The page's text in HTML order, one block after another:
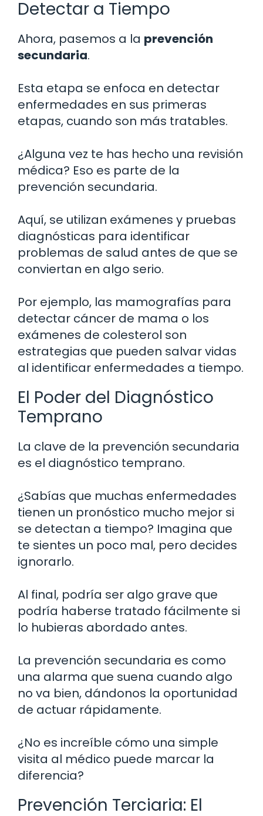
Detectar a Tiempo
Ahora, pasemos a la prevención
secundaria.
Esta etapa se enfoca en detectar
enfermedades en sus primeras
etapas, cuando son más tratables.
¿Alguna vez te has hecho una revisión
médica? Eso es parte de la
prevención secundaria.
Aquí, se utilizan exámenes y pruebas
diagnósticas para identificar
problemas de salud antes de que se
conviertan en algo serio.
Por ejemplo, las mamografías para
detectar cáncer de mama o los
exámenes de colesterol son
estrategias que pueden salvar vidas
al identificar enfermedades a tiempo.
El Poder del Diagnóstico
Temprano
La clave de la prevención secundaria
es el diagnóstico temprano.
¿Sabías que muchas enfermedades
tienen un pronóstico mucho mejor si
se detectan a tiempo? Imagina que
te sientes un poco mal, pero decides
ignorarlo.
Al final, podría ser algo grave que
podría haberse tratado fácilmente si
lo hubieras abordado antes.
La prevención secundaria es como
una alarma que suena cuando algo
no va bien, dándonos la oportunidad
de actuar rápidamente.
¿No es increíble cómo una simple
visita al médico puede marcar la
diferencia?
Prevención Terciaria: El